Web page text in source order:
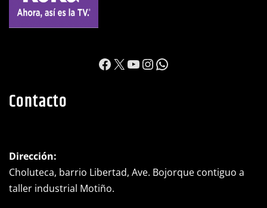
https://
X YouTube
Instagram
WhatsApp
Contacto
Dirección:
Choluteca, barrio Libertad, Ave. Bojorque contiguo a
taller industrial Motiño.